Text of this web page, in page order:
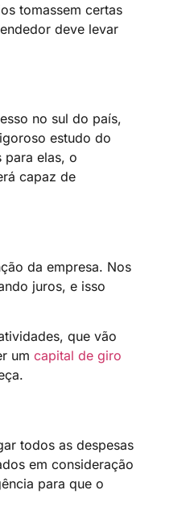
tomassem certas
deve levar
no sul do país,
estudo do
para elas, o
capaz de
da empresa. Nos
juros, e isso
que vão
um capital de giro
todos as despesas
em consideração
para que o